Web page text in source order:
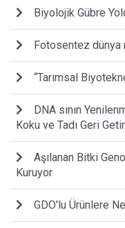
Biyolojik Gübre
Fotosentez dünya
“Tarımsal
DNA sının
Koku ve Tadı Geri
Aşılanan Bitki
Kuruyor
GDO'lu Ürünlere